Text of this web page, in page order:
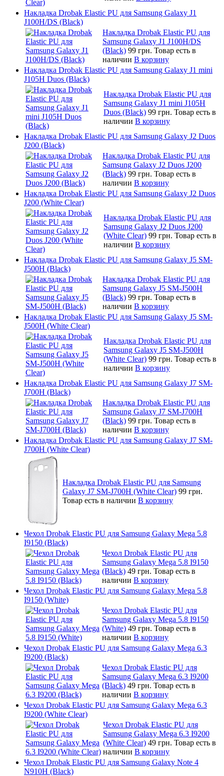
Накладка Drobak Elastic PU для Samsung Galaxy J1
J100H/DS (Black)
Накладка Drobak Elastic PU для
Samsung Galaxy J1 J100H/DS
(Black) 99 грн. Товар есть в
наличии В корзину
Накладка Drobak Elastic PU для Samsung Galaxy J1 mini
J105H Duos (Black)
Накладка Drobak Elastic PU для
Samsung Galaxy J1 mini J105H
Duos (Black) 99 грн. Товар есть в
наличии В корзину
Накладка Drobak Elastic PU для Samsung Galaxy J2 Duos
J200 (Black)
Накладка Drobak Elastic PU для
Samsung Galaxy J2 Duos J200
(Black) 99 грн. Товар есть в
наличии В корзину
Накладка Drobak Elastic PU для Samsung Galaxy J2 Duos
J200 (White Clear)
Накладка Drobak Elastic PU для
Samsung Galaxy J2 Duos J200
(White Clear) 99 грн. Товар есть в
наличии В корзину
Накладка Drobak Elastic PU для Samsung Galaxy J5 SM-
J500H (Black)
Накладка Drobak Elastic PU для
Samsung Galaxy J5 SM-J500H
(Black) 99 грн. Товар есть в
наличии В корзину
Накладка Drobak Elastic PU для Samsung Galaxy J5 SM-
J500H (White Clear)
Накладка Drobak Elastic PU для
Samsung Galaxy J5 SM-J500H
(White Clear) 99 грн. Товар есть в
наличии В корзину
Накладка Drobak Elastic PU для Samsung Galaxy J7 SM-
J700H (Black)
Накладка Drobak Elastic PU для
Samsung Galaxy J7 SM-J700H
(Black) 99 грн. Товар есть в
наличии В корзину
Накладка Drobak Elastic PU для Samsung Galaxy J7 SM-
J700H (White Clear)
Накладка Drobak Elastic PU для Samsung
Galaxy J7 SM-J700H (White Clear) 99 грн.
Товар есть в наличии В корзину
Чехол Drobak Elastic PU для Samsung Galaxy Mega 5.8
I9150 (Black)
Чехол Drobak Elastic PU для
Samsung Galaxy Mega 5.8 I9150
(Black) 49 грн. Товар есть в
наличии В корзину
Чехол Drobak Elastic PU для Samsung Galaxy Mega 5.8
I9150 (White)
Чехол Drobak Elastic PU для
Samsung Galaxy Mega 5.8 I9150
(White) 49 грн. Товар есть в
наличии В корзину
Чехол Drobak Elastic PU для Samsung Galaxy Mega 6.3
I9200 (Black)
Чехол Drobak Elastic PU для
Samsung Galaxy Mega 6.3 I9200
(Black) 49 грн. Товар есть в
наличии В корзину
Чехол Drobak Elastic PU для Samsung Galaxy Mega 6.3
I9200 (White Clear)
Чехол Drobak Elastic PU для
Samsung Galaxy Mega 6.3 I9200
(White Clear) 49 грн. Товар есть в
наличии В корзину
Чехол Drobak Elastic PU для Samsung Galaxy Note 4
N910H (Black)